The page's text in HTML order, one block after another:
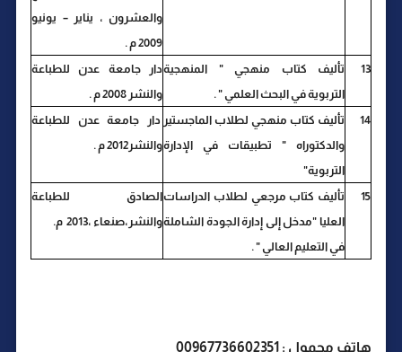
والعشرون ، يناير – يونيو
2009 م .
13
تأليف كتاب منهجي " المنهجية
التربوية في البحث العلمي " .
دار جامعة عدن للطباعة
والنشر 2008 م .
14
تأليف كتاب منهجي لطلاب الماجستير
والدكتوراه " تطبيقات في الإدارة
التربوية"
دار جامعة عدن للطباعة
والنشر2012 م .
15
تأليف كتاب مرجعي لطلاب الدراسات
العليا "مدخل إلى إدارة الجودة الشاملة
في التعليم العالي " .
الصادق للطباعة
والنشر،صنعاء ،2013 م.
هاتف محمول : 00967736602351